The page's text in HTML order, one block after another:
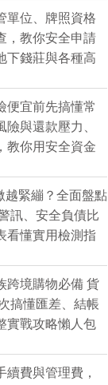
單位、牌照資格
，教你安全申請
下錢莊與各種高
便宜前先搞懂常
險與還款壓力、
教你用安全資金
越緊繃？全面盤點
訊、安全負債比
看懂實用檢測指
跨境購物必備 貨
搞懂匯差、結帳
實戰攻略懶人包
續費與管理費，